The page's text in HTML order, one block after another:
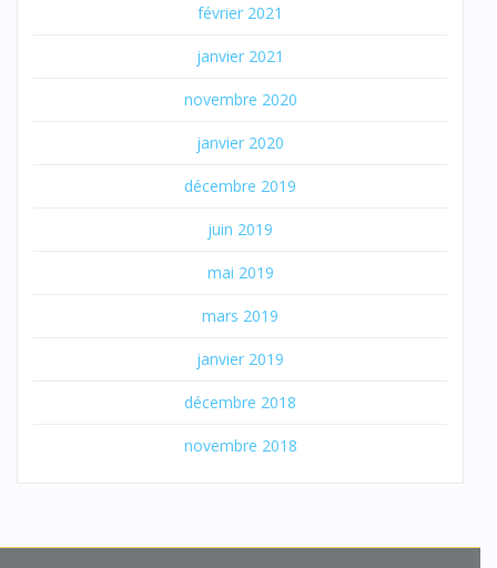
février 2021
janvier 2021
novembre 2020
janvier 2020
décembre 2019
juin 2019
mai 2019
mars 2019
janvier 2019
décembre 2018
novembre 2018